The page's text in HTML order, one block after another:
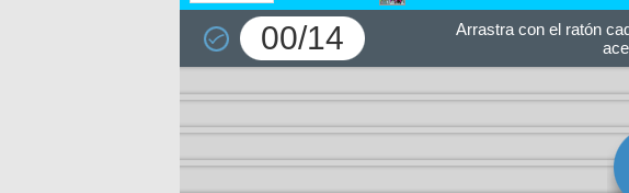
00/14
Arrastra con el ratón